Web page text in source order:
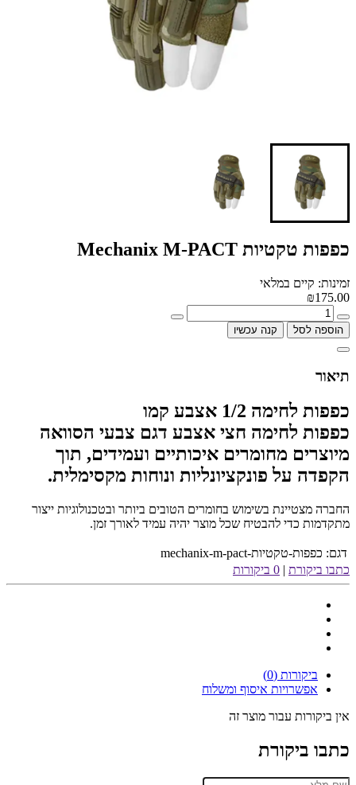
כפפות טקטיות Mechanix M-PACT
זמינות: קיים במלאי
₪175.00
הוספה לסל קנה עכשיו
תיאור
כפפות לחימה 1/2 אצבע קמו
כפפות לחימה חצי אצבע דגם צבעי הסוואה
מיוצרים מחומרים איכותיים ועמידים, תוך
הקפדה על פונקציונליות ונוחות מקסימלית.
החברה מצטיינת בשימוש בחומרים הטובים ביותר ובטכנולוגיות ייצור
מתקדמות כדי להבטיח שכל מוצר יהיה עמיד לאורך זמן.
דגם: כפפות-טקטיות-mechanix-m-pact
כתבו ביקורת | 0 ביקורות
ביקורות (0)
אפשרויות איסוף ומשלוח
אין ביקורות עבור מוצר זה
כתבו ביקורת